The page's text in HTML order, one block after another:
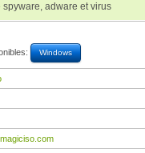
spyware, adware et virus
Windows